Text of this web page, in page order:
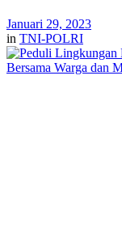
Januari 29, 2023
in TNI-POLRI